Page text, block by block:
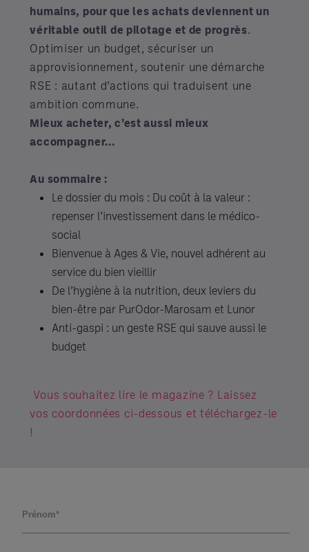
humains, pour que les achats deviennent un
véritable outil de pilotage et de progrès.
Optimiser un budget, sécuriser un
approvisionnement, soutenir une démarche
RSE : autant d’actions qui traduisent une
ambition commune.
Mieux acheter, c’est aussi mieux
accompagner...
Au sommaire :
Le dossier du mois : Du coût à la valeur :
repenser l’investissement dans le médico-
social
Bienvenue à Ages & Vie, nouvel adhérent au
service du bien vieillir
De l’hygiène à la nutrition, deux leviers du
bien-être par PurOdor-Marosam et Lunor
Anti-gaspi : un geste RSE qui sauve aussi le
budget
Vous souhaitez lire le magazine ? Laissez
vos coordonnées ci-dessous et téléchargez-le
!